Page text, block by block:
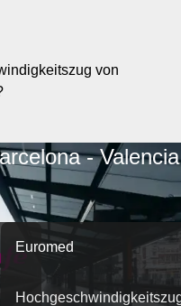
von
- Valencia
Euromed